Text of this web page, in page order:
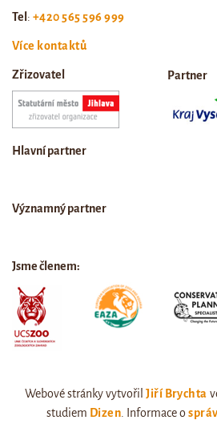
Tel: +420 565 596 999
Více kontaktů
Zřizovatel Partner
Hlavní partner
Významný partner
Jsme členem:
Webové stránky vytvořilJiří Brychta
studiem Dizen . Informace o